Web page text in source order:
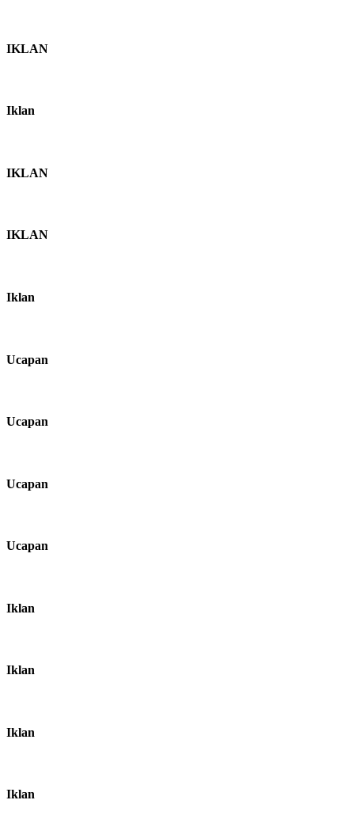
IKLAN
Iklan
IKLAN
IKLAN
Iklan
Ucapan
Ucapan
Ucapan
Ucapan
Iklan
Iklan
Iklan
Iklan